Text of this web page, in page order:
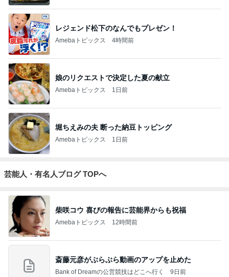
レジェンド松下のなんでもプレゼン！
Amebaトピックス 4時間前
娘のリクエストで決定した夏の献立
Amebaトピックス 1日前
堀ちえみの夫 断った納豆トッピング
Amebaトピックス 1日前
芸能人・有名人ブログ TOPへ
柴咲コウ 喜びの報告に芸能界からも祝福
Amebaトピックス 12時間前
斎藤元彦がぶらぶら動画のアップを止めた
Bank of Dreamの公営競技はどこへ行く 9日前